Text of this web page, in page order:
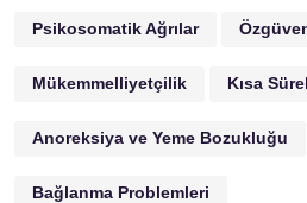
Psikosomatik Ağrılar
Mükemmelliyetçilik Kısa
Anoreksiya ve Yeme Bozukluğu
Bağlanma Problemleri